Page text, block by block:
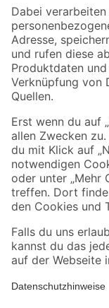
Zahlungsarten
Sicher einkaufen
Jetzt die toom-App
Alle Preisangaben in EUR
Umständen nicht in allen
Produkte nur solange der
*Paketversand ab 59 €